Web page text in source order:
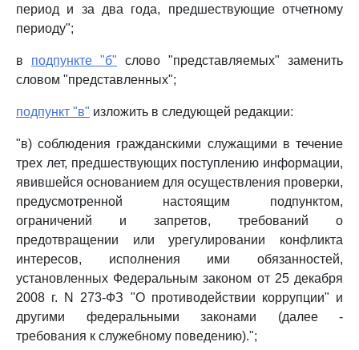
период и за два года, предшествующие отчетному
периоду";
в подпункте "б" слово "представляемых" заменить
словом "представленных";
подпункт "в" изложить в следующей редакции:
"в) соблюдения гражданскими служащими в течение
трех лет, предшествующих поступлению информации,
явившейся основанием для осуществления проверки,
предусмотренной настоящим подпунктом,
ограничений и запретов, требований о
предотвращении или урегулировании конфликта
интересов, исполнения ими обязанностей,
установленных Федеральным законом от 25 декабря
2008 г. N 273-ФЗ "О противодействии коррупции" и
другими федеральными законами (далее -
требования к служебному поведению).";